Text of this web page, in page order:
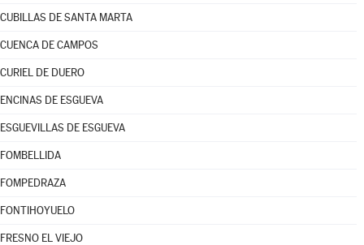
CUBILLAS DE SANTA MARTA
CUENCA DE CAMPOS
CURIEL DE DUERO
ENCINAS DE ESGUEVA
ESGUEVILLAS DE ESGUEVA
FOMBELLIDA
FOMPEDRAZA
FONTIHOYUELO
FRESNO EL VIEJO